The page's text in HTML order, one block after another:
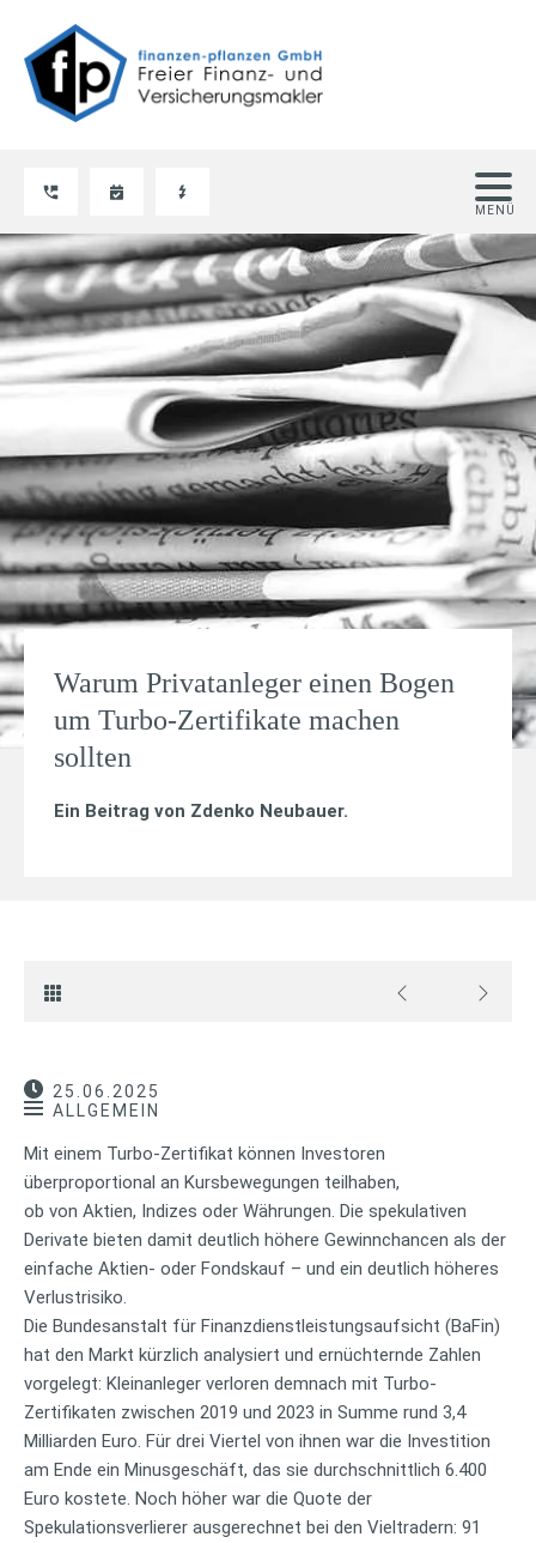
Warum Privatanleger einen Bogen
um Turbo-Zertifikate machen
sollten
Ein Beitrag von Zdenko Neubauer.
25.06.2025
ALLGEMEIN
Mit einem Turbo-Zertifikat können Investoren
überproportional an Kursbewegungen teilhaben,
ob von Aktien, Indizes oder Währungen. Die spekulativen
Derivate bieten damit deutlich höhere Gewinnchancen als der
einfache Aktien- oder Fondskauf – und ein deutlich höheres
Verlustrisiko.
Die Bundesanstalt für Finanzdienstleistungsaufsicht (BaFin)
hat den Markt kürzlich analysiert und ernüchternde Zahlen
vorgelegt: Kleinanleger verloren demnach mit Turbo-
Zertifikaten zwischen 2019 und 2023 in Summe rund 3,4
Milliarden Euro. Für drei Viertel von ihnen war die Investition
am Ende ein Minusgeschäft, das sie durchschnittlich 6.400
Euro kostete. Noch höher war die Quote der
Spekulationsverlierer ausgerechnet bei den Vieltradern: 91